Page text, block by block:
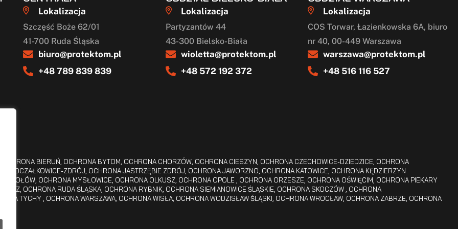
Lokalizacja
Szczęść Boże 62/01
41-700 Ruda Śląska
biuro@protektom.pl
+48 789 839 839
Lokalizacja
Partyzantów 44
43-300 Bielsko-Biała
wioletta@protektom.pl
+48 572 192 372
Lokalizacja
COS Torwar, Łazienkowska 6A, biuro
nr 40, 00-449 Warszawa
warszawa@protektom.pl
+48 516 116 527
OCHRONA BIERUŃ OCHRONA BYTOM OCHRONA CHORZÓW OCHRONA CIESZYN OCHRONA CZECHOWICE-DZIEDZICE OCHRONA
GOCZAŁKOWICE-ZDRÓJ OCHRONA JASTRZĘBIE ZDRÓJ OCHRONA JAWORZNO OCHRONA KATOWICE OCHRONA KĘDZIERZYN
MIKOŁÓW OCHRONA MYSŁOWICE OCHRONA OLKUSZ OCHRONA OPOLE OCHRONA ORZESZE OCHRONA OŚWIĘCIM OCHRONA PIEKARY
OCHRONA RUDA ŚLĄSKA OCHRONA RYBNIK OCHRONA SIEMIANOWICE ŚLĄSKIE OCHRONA SKOCZÓW
OCHRONA
TYCHY OCHRONA WARSZAWA OCHRONA WISŁA OCHRONA WODZISŁAW ŚLĄSKI OCHRONA WROCŁAW OCHRONA ZABRZE OCHRONA